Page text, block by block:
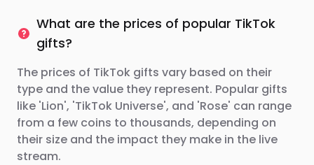
What are the prices of popular TikTok
gifts?
The prices of TikTok gifts vary based on their
type and the value they represent. Popular gifts
like 'Lion', 'TikTok Universe', and 'Rose' can range
from a few coins to thousands, depending on
their size and the impact they make in the live
stream.